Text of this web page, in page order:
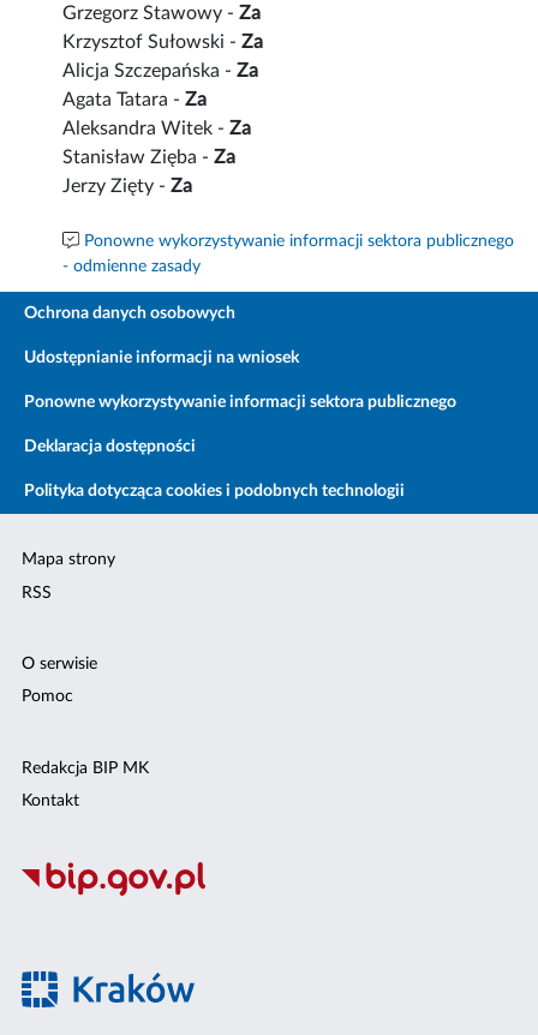
Grzegorz Stawowy -Za
Krzysztof Sułowski -Za
Alicja Szczepańska -Za
Agata Tatara -Za
Aleksandra Witek -Za
Stanisław Zięba -Za
Jerzy Zięty -Za
Ponowne wykorzystywanie informacji sektora publicznego
- odmienne zasady
Ochrona danych osobowych
Udostępnianie informacji na wniosek
Ponowne wykorzystywanie informacji sektora publicznego
Deklaracja dostępności
Polityka dotycząca cookies i podobnych technologii
Mapa strony
RSS
O serwisie
Pomoc
Redakcja BIP MK
Kontakt